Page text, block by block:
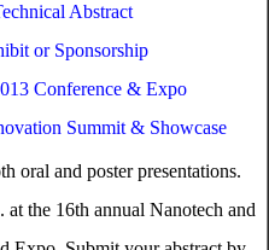
Abstract
or Sponsorship
Conference & Expo
Summit & Showcase
oral and poster presentations.
the 16th annual Nanotech and